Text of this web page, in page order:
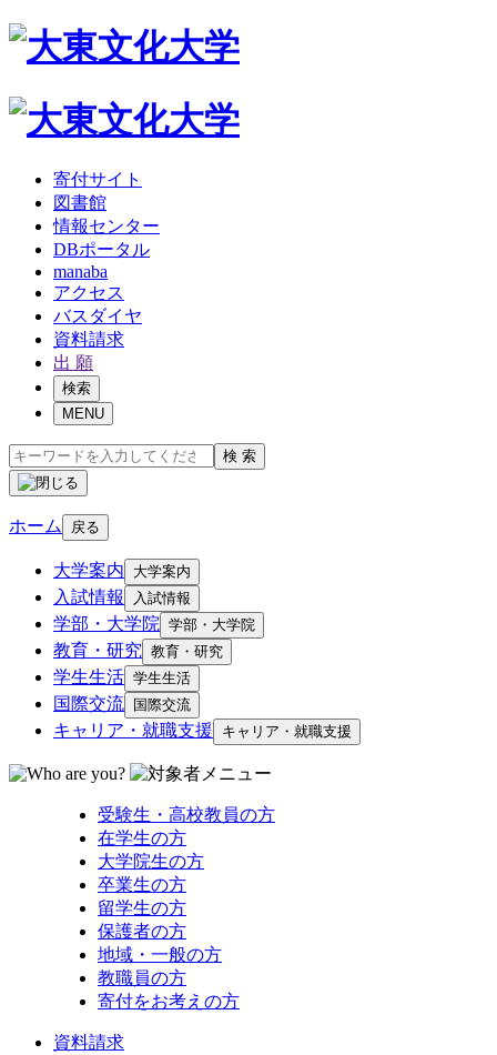
寄付サイト
図書館
情報センター
DBポータル
manaba
アクセス
バスダイヤ
資料請求
出 願
検索
MENU
検 索
ホーム 戻る
大学案内 大学案内
入試情報 入試情報
学部・大学院 学部・大学院
教育・研究 教育・研究
学生生活 学生生活
国際交流 国際交流
キャリア・就職支援 キャリア・就職支援
受験生・高校教員の方
在学生の方
大学院生の方
卒業生の方
留学生の方
保護者の方
地域・一般の方
教職員の方
寄付をお考えの方
資料請求